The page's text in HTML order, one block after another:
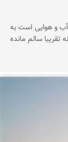
آب و هوایی است به
تقریبا سالم مانده